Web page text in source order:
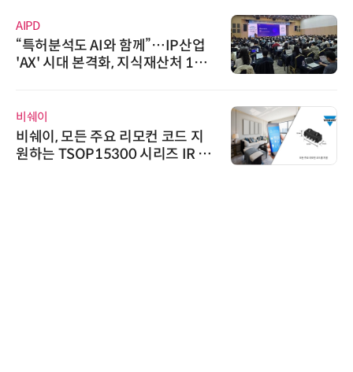
AIPD
“특허분석도 AI와 함께”…IP산업
'AX' 시대 본격화, 지식재산처 1호
비쉐이
비쉐이, 모든 주요 리모컨 코드 지
원하는 TSOP15300 시리즈 IR 수